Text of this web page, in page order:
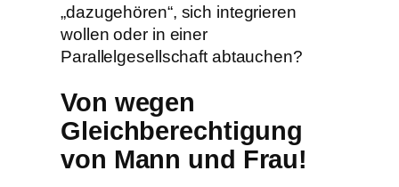
„dazugehören“, sich integrieren
wollen oder in einer
Parallelgesellschaft abtauchen?
Von wegen
Gleichberechtigung
von Mann und Frau!